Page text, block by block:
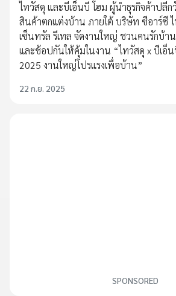
ไทวัสดุ และบีเอ็นบี โฮม ผู้นำธุรกิจค้าปลีก
สินค้าตกแต่งบ้าน ภายใต้ บริษัท ซีอาร์ซี ไ
เซ็นทรัล รีเทล จัดงานใหญ่ ชวนคนรักบ้า
และช้อปกันให้คุ้มในงาน “ไทวัสดุ x บีเอ็น
2025 งานใหญ่โปรแรงเพื่อบ้าน”
22 ก.ย. 2025
SPONSORED